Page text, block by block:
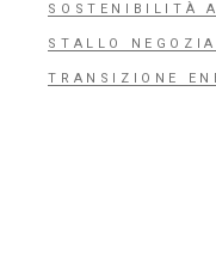
SOSTENIBILITÀ
STALLO
TRANSIZIONE